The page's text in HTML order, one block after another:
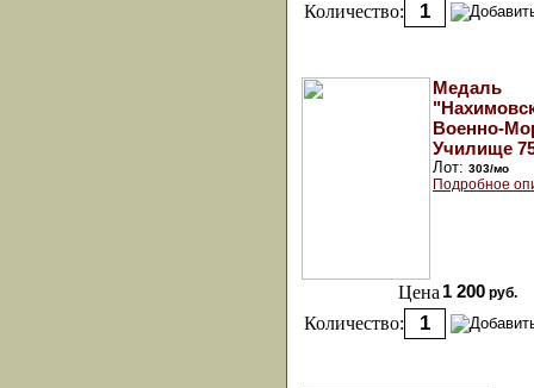
Количество:
Медаль
Военно-
Училище
Лот: 303/мо
Подробное
Цена 1 200 руб.
Количество: